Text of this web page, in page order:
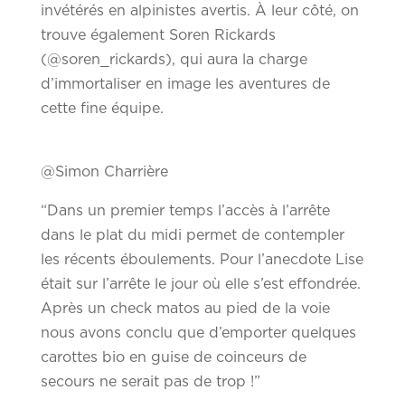
invétérés en alpinistes avertis. À leur côté, on
trouve également Soren Rickards
(@soren_rickards), qui aura la charge
d’immortaliser en image les aventures de
cette fine équipe.
@Simon Charrière
“Dans un premier temps l’accès à l’arrête
dans le plat du midi permet de contempler
les récents éboulements. Pour l’anecdote Lise
était sur l’arrête le jour où elle s’est effondrée.
Après un check matos au pied de la voie
nous avons conclu que d’emporter quelques
carottes bio en guise de coinceurs de
secours ne serait pas de trop !”